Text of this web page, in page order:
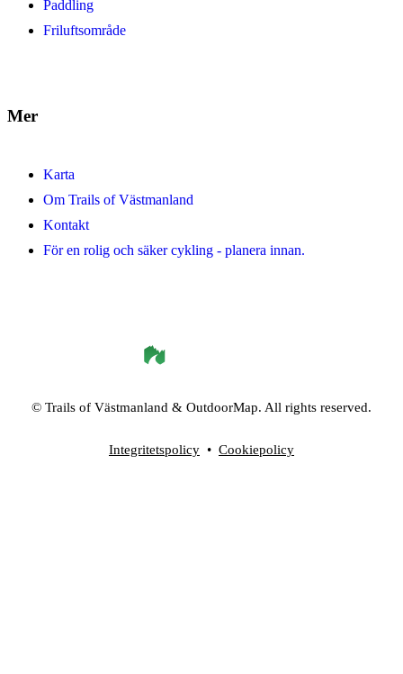
Paddling
Friluftsområde
Mer
Karta
Om Trails of Västmanland
Kontakt
För en rolig och säker cykling - planera innan.
© Trails of Västmanland & OutdoorMap. All rights reserved.
Integritetspolicy • Cookiepolicy